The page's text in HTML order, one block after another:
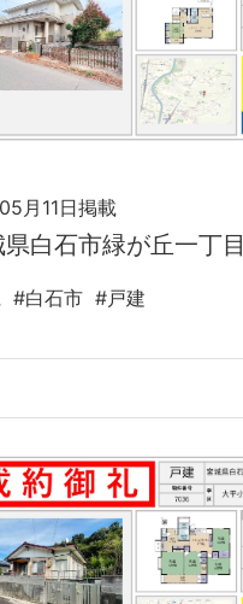
月11日掲載
白石市緑が丘一丁目
#白石市 #戸建